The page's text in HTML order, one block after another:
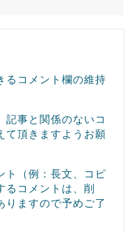
るコメント欄の維持
記事と関係のないコ
て頂きますようお願
ト（例：長文、コピ
るコメントは、削
りますので予めご了